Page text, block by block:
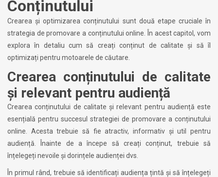
Conținutului
Crearea și optimizarea conținutului sunt două etape cruciale în
strategia de promovare a conținutului online. În acest capitol, vom
explora în detaliu cum să creați conținut de calitate și să îl
optimizați pentru motoarele de căutare.
Crearea conținutului de calitate
și relevant pentru audiență
Crearea conținutului de calitate și relevant pentru audiență este
esențială pentru succesul strategiei de promovare a conținutului
online. Acesta trebuie să fie atractiv, informativ și util pentru
audiență. Înainte de a începe să creați conținut, trebuie să
înțelegeți nevoile și dorințele audienței dvs.
În primul rând, trebuie să identificați audiența țintă și să înțelegeți